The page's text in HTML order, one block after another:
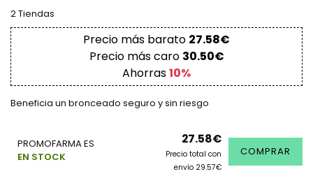
2 Tiendas
Precio más barato 27.58€
Precio más caro 30.50€
Ahorras10%
Beneficia un bronceado seguro y sin riesgo
PROMOFARMA ES
EN STOCK
27.58€
Precio total con
envío 29.57€
COMPRAR